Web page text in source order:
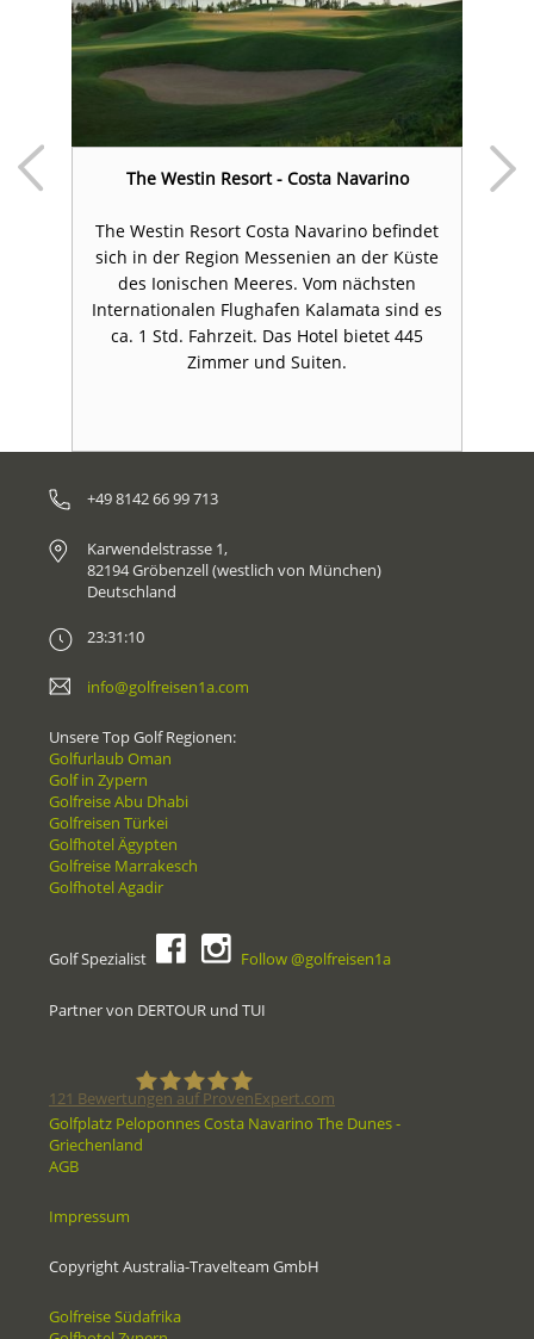
The Westin Resort - Costa Navarino
The Westin Resort Costa Navarino befindet
sich in der Region Messenien an der Küste
des Ionischen Meeres. Vom nächsten
Internationalen Flughafen Kalamata sind es
ca. 1 Std. Fahrzeit. Das Hotel bietet 445
Zimmer und Suiten.
+49 8142 66 99 713
Karwendelstrasse 1,
82194 Gröbenzell (westlich von München)
Deutschland
23:31:10
info@golfreisen1a.com
Unsere Top Golf Regionen:
Golfurlaub Oman
Golf in Zypern
Golfreise Abu Dhabi
Golfreisen Türkei
Golfhotel Ägypten
Golfreise Marrakesch
Golfhotel Agadir
Golf Spezialist Follow @golfreisen1a
Partner von DERTOUR und TUI
121 Bewertungen auf ProvenExpert.com
Golfplatz Peloponnes Costa Navarino The Dunes -
Griechenland
AGB
Impressum
Copyright Australia-Travelteam GmbH
Golfreise Südafrika